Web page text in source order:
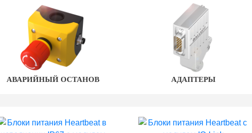
АВАРИЙНЫЙ ОСТАНОВ АДАПТЕРЫ